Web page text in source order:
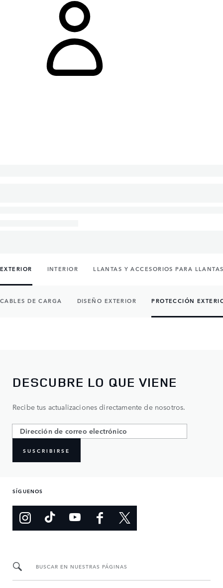
EXTERIOR INTERIOR LLANTAS Y ACCESORIOS PARA
CABLES DE CARGA DISEÑO EXTERIOR PROTECCIÓN
DESCUBRE LO QUE VIENE
Recibe tus actualizaciones directamente de nosotros.
SUSCRIBIRSE
SÍGUENOS
BUSCAR EN NUESTRAS PÁGINAS